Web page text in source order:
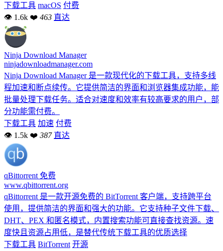
下载工具 macOS 付费
👁 1.6k ❤ 463 直达
Ninja Download Manager
ninjadownloadmanager.com
Ninja Download Manager 是一款现代化的下载工具，支持多线
程加速和断点续传。它提供简洁的界面和浏览器集成功能，能
批量处理下载任务。适合对速度和效率有较高要求的用户，部
分功能需付费。
下载工具 加速 付费
👁 1.5k ❤ 387 直达
qBittorrent 免费
www.qbittorrent.org
qBittorrent 是一款开源免费的 BitTorrent 客户端，支持跨平台
使用，提供简洁的界面和强大的功能。它支持种子文件下载、
DHT、PEX 和匿名模式，内置搜索功能可直接查找资源。速
度快且资源占用低，是替代传统下载工具的优质选择
下载工具 BitTorrent 开源